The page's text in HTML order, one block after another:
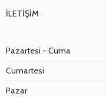
İLETİŞİM
Pazartesi - Cuma
Cumartesi
Pazar